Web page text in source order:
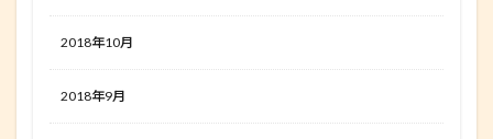
2018年10月
2018年9月